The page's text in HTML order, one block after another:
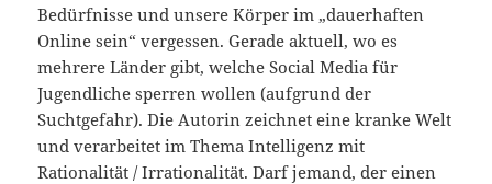
Bedürfnisse und unsere Körper im „dauerhaften
Online sein“ vergessen. Gerade aktuell, wo es
mehrere Länder gibt, welche Social Media für
Jugendliche sperren wollen (aufgrund der
Suchtgefahr). Die Autorin zeichnet eine kranke Welt
und verarbeitet im Thema Intelligenz mit
Rationalität / Irrationalität. Darf jemand, der einen